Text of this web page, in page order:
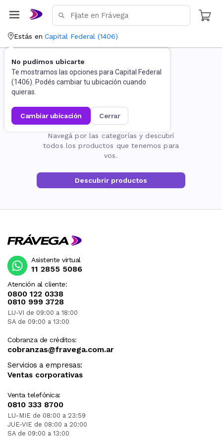
Estás en Capital Federal (1406)
No pudimos ubicarte
Te mostramos las opciones para Capital Federal
(1406). Podés cambiar tu ubicación cuando
quieras.
cambiar ubicación cerrar
La página no existe
Navegá por las categorías y descubrí
todos los productos que tenemos para
vos.
Descubrir productos
Atención al cliente:
0800 122 0338
0810 999 3728
LU-VI de 09:00 a 18:00
SA de 09:00 a 13:00
Cobranza de créditos:
cobranzas@fravega.com.ar
Servicios a empresas:
Ventas corporativas
Venta telefónica:
0810 333 8700
LU-MIE de 08:00 a 23:59
JUE-VIE de 08:00 a 20:00
SA de 09:00 a 13:00
Asistente virtual
11 2855 5086